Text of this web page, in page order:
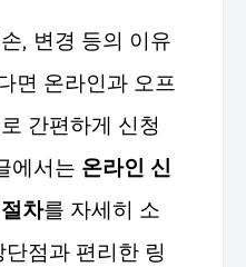
, 변경 등의 이유
면 온라인과 오프
간편하게 신청
에서는 온라인 신
차를 자세히 소
점과 편리한 링